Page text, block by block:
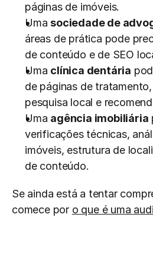
páginas de imóveis.
Uma sociedade de
áreas de prática pode
de conteúdo e de SEO
Uma clínica dentária
de páginas de
pesquisa local e
Uma agência imobiliária
verificações técnicas,
imóveis, estrutura de
de conteúdo.
Se ainda está a tentar
comece por o que é uma